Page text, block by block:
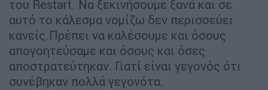
του Restart. Να ξεκινήσουμε ξανά και σε
αυτό το κάλεσμα νομίζω δεν περισσεύει
κανείς.Πρέπει να καλέσουμε και όσους
απογοητεύσαμε και όσους και όσες
αποστρατεύτηκαν. Γιατί είναι γεγονός ότι
συνέβηκαν πολλά γεγονότα.